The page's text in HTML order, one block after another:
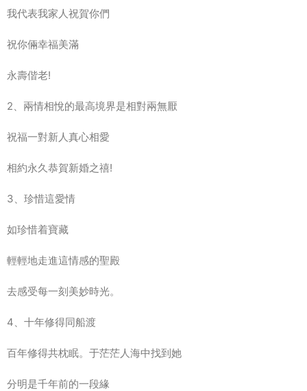
我代表我家人祝賀你們
祝你倆幸福美滿
永壽偕老!
2、兩情相悅的最高境界是相對兩無厭
祝福一對新人真心相愛
相約永久恭賀新婚之禧!
3、珍惜這愛情
如珍惜着寶藏
輕輕地走進這情感的聖殿
去感受每一刻美妙時光。
4、十年修得同船渡
百年修得共枕眠。于茫茫人海中找到她
分明是千年前的一段緣